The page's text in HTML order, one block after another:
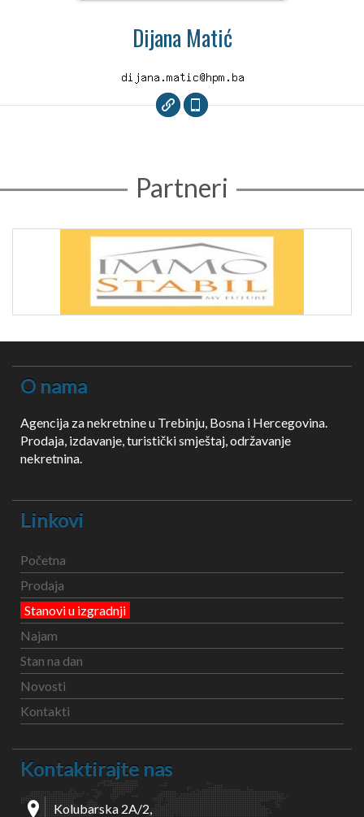
Dijana Matić
Partneri
O nama
Agencija za nekretnine u Trebinju, Bosna i Hercegovina.
Prodaja, izdavanje, turistički smještaj, održavanje
nekretnina.
Linkovi
Početna
Prodaja
Stanovi u izgradnji
Najam
Stan na dan
Novosti
Kontakti
Kontaktirajte nas
Kolubarska 2A/2,